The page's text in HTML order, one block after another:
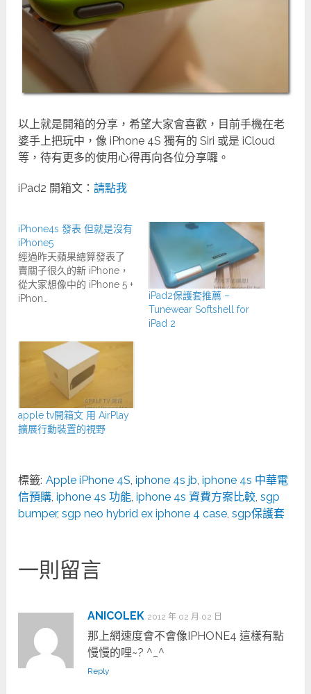
以上就是開箱的分享，希望大家會喜歡，目前手機在老
婆手上把玩中，像 iPhone 4S 獨有的 Siri 或是 iCloud
等，待有更多的使用心得再向各位分享囉。
iPad2 開箱文：請點我
iPhone4s 發表 但就是沒有
iPhone5
經過昨天蘋果總算發表了
賣關子很久的新 iPhone，
從大家想像中的 iPhone 5 +
iPhon…
iPad2保護套推薦 –
Tunewear Softshell for
iPad 2
apple tv開箱文 用 AirPlay
擴展行動裝置的視野
標籤: Apple iPhone 4S,iphone 4s jb,iphone 4s 中華電
信預購,iphone 4s 功能,iphone 4s 資費方案比較,sgp
bumper,sgp neo hybrid ex iphone 4 case,sgp保護套
一則留言
ANICOLEK 2012 年 02 月 02 日
那上網速度會不會像IPHONE4 這樣有點
慢慢的哩~? ^_^
Reply